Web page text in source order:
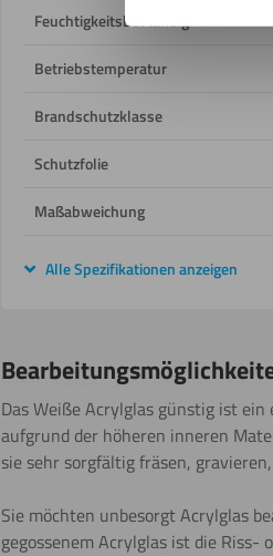
Feuchtigkeitsbeständig
Betriebstemperatur
Brandschutzklasse
Schutzfolie
Maßabweichung
Alle Spezifikationen anzeigen
Das Weiße Acrylglas günstig ist
aufgrund der höheren inneren
sie sehr sorgfältig fräsen,
Sie möchten unbesorgt Acrylglas
gegossenem Acrylglas ist die Riss-